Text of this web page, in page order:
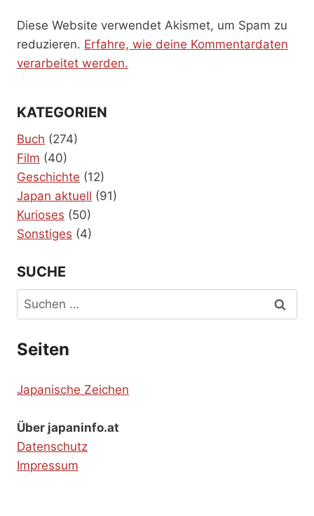
Diese Website verwendet Akismet, um Spam zu
reduzieren. Erfahre, wie deine Kommentardaten
verarbeitet werden.
KATEGORIEN
Buch (274)
Film (40)
Geschichte (12)
Japan aktuell (91)
Kurioses (50)
Sonstiges (4)
SUCHE
Suchen
nach:
Seiten
Japanische Zeichen
Über japaninfo.at
Datenschutz
Impressum